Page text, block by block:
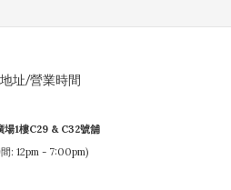
址/營業時間
場1樓C29 & C32號舖
: 12pm - 7:00pm)